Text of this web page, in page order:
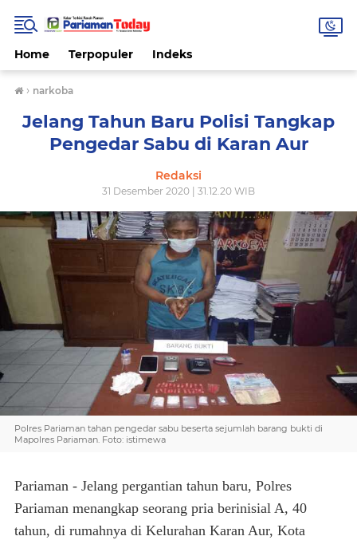
Home Terpopuler Indeks
› narkoba
Jelang Tahun Baru Polisi Tangkap
Pengedar Sabu di Karan Aur
Redaksi
31 Desember 2020 | 31.12.20 WIB
Polres Pariaman tahan pengedar sabu beserta sejumlah barang bukti di
Mapolres Pariaman. Foto: istimewa
Pariaman - Jelang pergantian tahun baru, Polres
Pariaman menangkap seorang pria berinisial A, 40
tahun, di rumahnya di Kelurahan Karan Aur, Kota